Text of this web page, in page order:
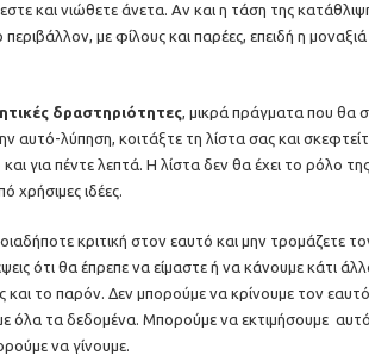
και νιώθετε άνετα. Αν και η τάση της
με φίλους και παρέες, επειδή η μοναξιά
δραστηριότητες, μικρά πράγματα που θα
αυτό-λύπηση, κοιτάξτε τη λίστα σας και
για πέντε λεπτά. Η λίστα δεν θα έχει το ρόλο
χρήσιμες ιδέες.
κριτική στον εαυτό και μην τρομάζετε
ότι θα έπρεπε να είμαστε ή να κάνουμε κάτι
το παρόν. Δεν μπορούμε να κρίνουμε τον
όλα τα δεδομένα. Μπορούμε να εκτιμήσουμε
να γίνουμε.